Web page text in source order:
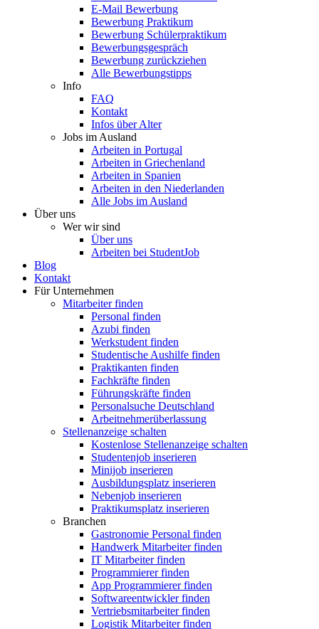
E-Mail Bewerbung
Bewerbung Praktikum
Bewerbung Schülerpraktikum
Bewerbungsgespräch
Bewerbung zurückziehen
Alle Bewerbungstipps
Info
FAQ
Kontakt
Infos über Alter
Jobs im Ausland
Arbeiten in Portugal
Arbeiten in Griechenland
Arbeiten in Spanien
Arbeiten in den Niederlanden
Alle Jobs im Ausland
Über uns
Wer wir sind
Über uns
Arbeiten bei StudentJob
Blog
Kontakt
Für Unternehmen
Mitarbeiter finden
Personal finden
Azubi finden
Werkstudent finden
Studentische Aushilfe finden
Praktikanten finden
Fachkräfte finden
Führungskräfte finden
Personalsuche Deutschland
Arbeitnehmerüberlassung
Stellenanzeige schalten
Kostenlose Stellenanzeige schalten
Studentenjob inserieren
Minijob inserieren
Ausbildungsplatz inserieren
Nebenjob inserieren
Praktikumsplatz inserieren
Branchen
Gastronomie Personal finden
Handwerk Mitarbeiter finden
IT Mitarbeiter finden
Programmierer finden
App Programmierer finden
Softwareentwickler finden
Vertriebsmitarbeiter finden
Logistik Mitarbeiter finden